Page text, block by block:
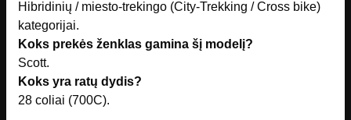
Hibridinių / miesto-trekingo (City-Trekking / Cross bike)
kategorijai.
Koks prekės ženklas gamina šį modelį?
Scott.
Koks yra ratų dydis?
28 coliai (700C).